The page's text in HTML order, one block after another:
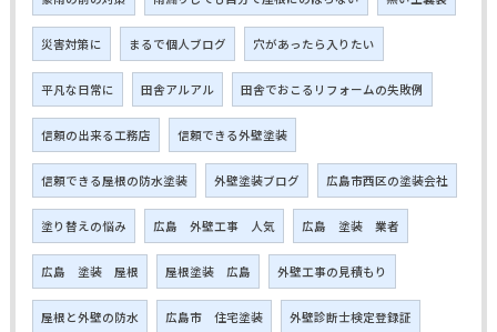
災害対策に まるで個人ブログ 穴があったら入りたい
平凡な日常に 田舎アルアル 田舎でおこるリフォームの失敗例
信頼の出来る工務店 信頼できる外壁塗装
信頼できる屋根の防水塗装 外壁塗装ブログ 広島市西区の塗装会社
塗り替えの悩み 広島 外壁工事 人気 広島 塗装 業者
広島 塗装 屋根 屋根塗装 広島 外壁工事の見積もり
屋根と外壁の防水 広島市 住宅塗装 外壁診断士検定登録証